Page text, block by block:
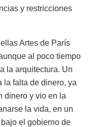
y restricciones
Artes de París
al poco tiempo
la arquitectura. Un
la falta de dinero, ya
dinero y vio en la
la vida, en un
el gobierno de